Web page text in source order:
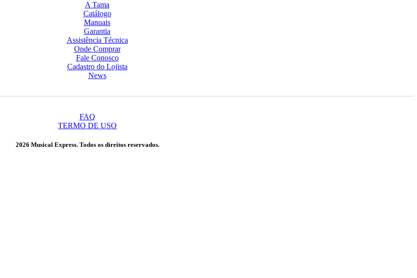
A Tama
Catálogo
Manuais
Garantia
Assistência Técnica
Onde Comprar
Fale Conosco
Cadastro do Lojista
News
FAQ
TERMO DE USO
2026 Musical Express. Todos os direitos reservados.